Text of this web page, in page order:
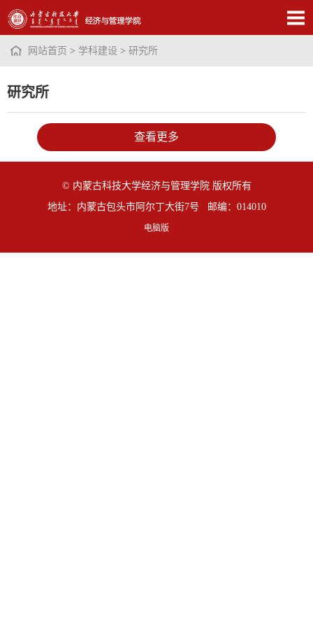
网站首页 > 学科建设 > 研究所
研究所
查看更多
© 内蒙古科技大学经济与管理学院 版权所有
地址：内蒙古包头市阿尔丁大街7号 邮编：014010
电脑版